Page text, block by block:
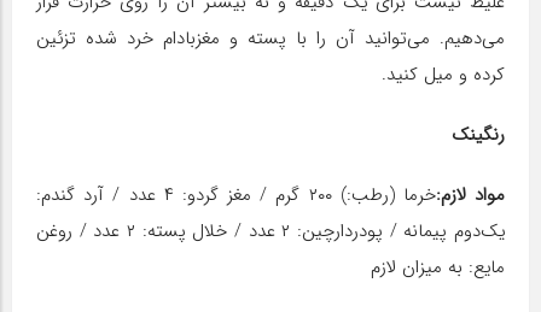
می‌دهیم. می‌توانید آن را با پسته و مغزبادام خرد شده تزئین
کرده و میل کنید.
رنگینک
مواد لازم:
خرما (رطب:) ۲۰۰ گرم / مغز گردو: ۴ عدد / آرد گندم:
یک‌دوم پیمانه / پودردارچین: ۲ عدد / خلال پسته: ۲ عدد / روغن
مایع: به میزان لازم